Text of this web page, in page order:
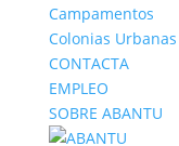
Campamentos
Colonias Urbanas
CONTACTA
EMPLEO
SOBRE ABANTU